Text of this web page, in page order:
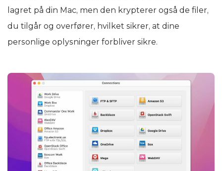
lagret på din Mac, men den krypterer også de filer,
du tilgår og overfører, hvilket sikrer, at dine
personlige oplysninger forbliver sikre.